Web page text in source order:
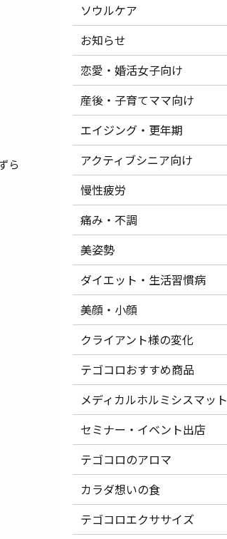
ら
ソウルケア
お知らせ
恋愛・婚活女子向け
産後・子育てママ向け
エイジング・更年期
アクティブシニア向け
慢性疲労
痛み・不調
美姿勢
ダイエット・生活習慣病
美顔・小顔
クライアント様の変化
テゴコロおすすめ商品
メディカルホルミシスマット
セミナー・イベント出店
テゴコロのアロマ
カラダ想いの食
テゴコロエクササイズ